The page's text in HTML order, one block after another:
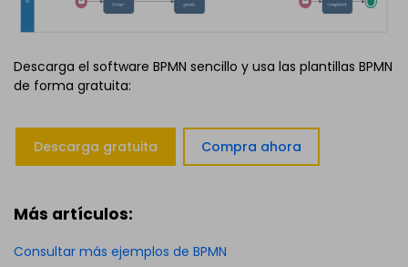
Descarga el software BPMN sencillo y usa las plantillas BPMN
de forma gratuita:
Descarga gratuita Compra ahora
Más artículos:
Consultar más ejemplos de BPMN